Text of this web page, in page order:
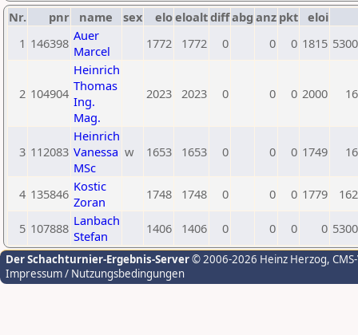
Nr. pnr name sex eloeloaltdiffabg anz pkt eloi
1 146398 Auer
Marcel
1772 1772 0 0 0 1815
2 104904
Heinrich
Thomas
Ing.
Mag.
2023 2023 0 0 0 2000
3 112083
Heinrich
Vanessa
MSc
w 1653 1653 0 0 0 1749
4 135846 Kostic
Zoran
1748 1748 0 0 0 1779
5 107888 Lanbach
Stefan
1406 1406 0 0 0 0
Der Schachturnier-Ergebnis-Server© 2006-2026 Heinz Herzog,
Impressum / Nutzungsbedingungen